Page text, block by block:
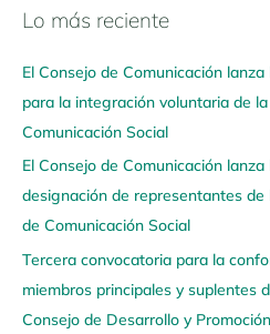
Lo más reciente
El Consejo de Comunicación
para la integración voluntaria de
Comunicación Social
El Consejo de Comunicación
designación de representantes
de Comunicación Social
Tercera convocatoria para la
miembros principales y suplentes
Consejo de Desarrollo y
N
v
e
g
a
a
q
u
í